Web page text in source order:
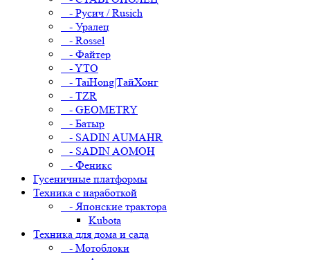
- Русич / Rusich
- Уралец
- Rossel
- Файтер
- YTO
- TaiHong|ТайХонг
- TZR
- GEOMETRY
- Батыр
- SADIN AUMAHR
- SADIN AOMOH
- Феникс
Гусеничные платформы
Техника с наработкой
- Японские трактора
Kubota
Техника для дома и сада
- Мотоблоки